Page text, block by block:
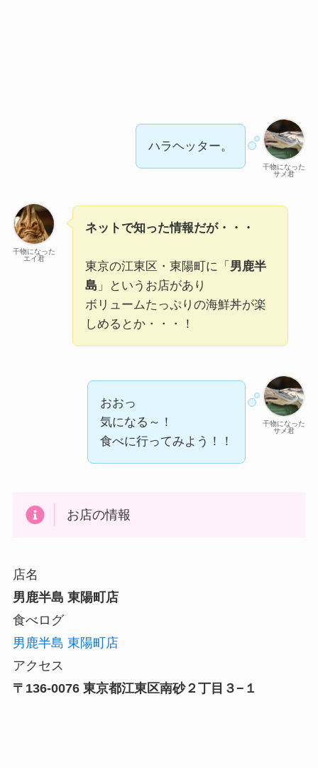
干物になった
サメ君
ハラヘッター。
干物になった
エイ君
ネットで知った情報だが・・・
東京の江東区・東陽町に「 男鹿半
島 」というお店があり
ボリュームたっぷりの海鮮丼が楽
しめるとか・・・！
干物になった
サメ君
おおっ
気になる～！
食べに行ってみよう！！
お店の情報
店名
男鹿半島 東陽町店
食べログ
男鹿半島 東陽町店
アクセス
〒136-0076 東京都江東区南砂２丁目３−１